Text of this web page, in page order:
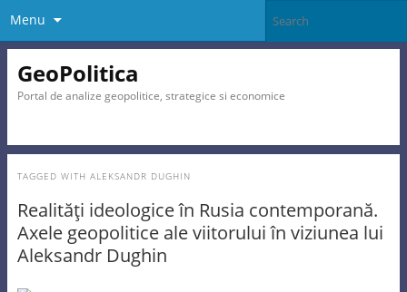
Menu
GeoPolitica
Portal de analize geopolitice, strategice si economice
TAGGED WITH ALEKSANDR DUGHIN
Realităţi ideologice în Rusia contemporană.
Axele geopolitice ale viitorului în viziunea lui
Aleksandr Dughin